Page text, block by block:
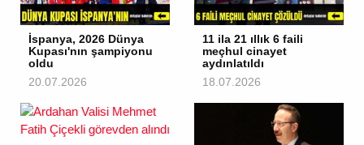
İspanya, 2026 Dünya
Kupası'nın şampiyonu
oldu
20.07.2026
11 ila 21 ıllık 6 faili
meçhul cinayet
aydınlatıldı
18.07.2026